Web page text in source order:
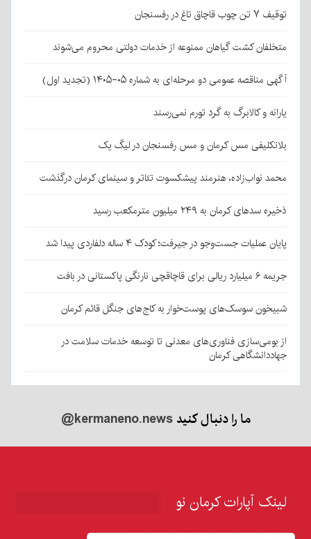
توقیف ۷ تن چوب قاچاق تاغ در رفسنجان
متخلفان کشت گیاهان ممنوعه از خدمات دولتی محروم می‌شوند
آگهی مناقصه عمومی دو مرحله‌ای به شماره ۰۵-۱۴۰۵ (تجدید اول)
یارانه و کالابرگ به گرد تورم نمی‌رسند
بلاتکلیفی مس کرمان و مس رفسنجان در لیگ یک
محمد نواب‌زاده، هنرمند پیشکسوت تئاتر و سینمای کرمان درگذشت
ذخیره سدهای کرمان به ۲۴۹ میلیون مترمکعب رسید
پایان عملیات جست‌وجو در جیرفت؛ کودک ۴ ساله دلفاردی پیدا شد
جریمه ۶ میلیارد ریالی برای قاچاقچی نارنگی پاکستانی در بافت
شبیخون سوسک‌های پوست‌خوار به کاج‌های جنگل قائم کرمان
از بومی‌سازی فناوری‌های معدنی تا توسعه خدمات سلامت در
جهاددانشگاهی کرمان
ما را دنبال کنید@kermaneno.news
لینک آپارات کرمان نو